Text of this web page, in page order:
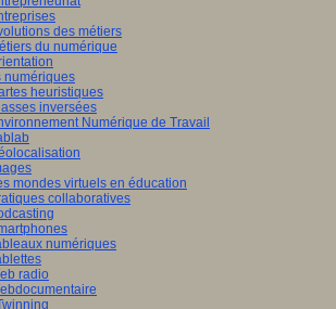
des métiers
du numérique
numériques
heuristiques
inversées
Numérique de Travail
mondes virtuels en éducation
collaboratives
numériques
radio